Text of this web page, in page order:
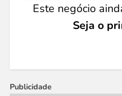
Este negócio
Seja o
Publicidade